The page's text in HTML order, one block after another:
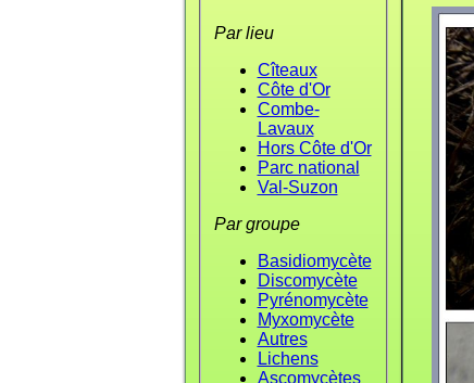
Par lieu
Cîteaux
Côte d'Or
Combe-
Lavaux
Hors Côte d'Or
Parc national
Val-Suzon
Par groupe
Basidiomycète
Discomycète
Pyrénomycète
Myxomycète
Autres
Lichens
Ascomycètes